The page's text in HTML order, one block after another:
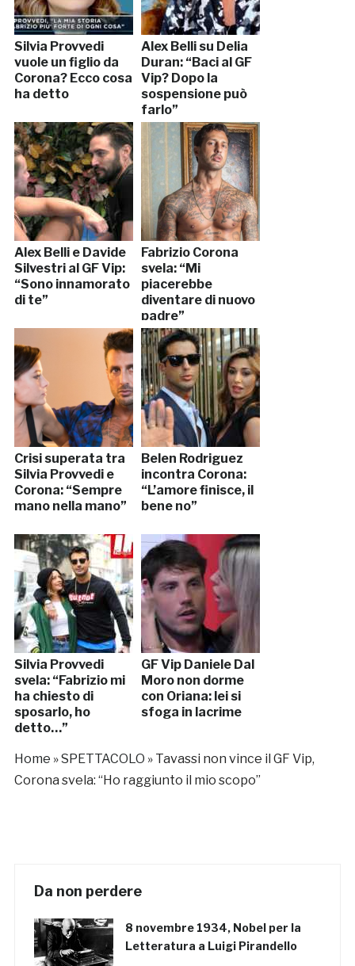
Silvia Provvedi
vuole un figlio da
Corona? Ecco cosa
ha detto
Alex Belli su Delia
Duran: “Baci al GF
Vip? Dopo la
sospensione può
farlo”
Alex Belli e Davide
Silvestri al GF Vip:
“Sono innamorato
di te”
Fabrizio Corona
svela: “Mi
piacerebbe
diventare di nuovo
padre”
Crisi superata tra
Silvia Provvedi e
Corona: “Sempre
mano nella mano”
Belen Rodriguez
incontra Corona:
“L’amore finisce, il
bene no”
Silvia Provvedi
svela: “Fabrizio mi
ha chiesto di
sposarlo, ho
detto…”
GF Vip Daniele Dal
Moro non dorme
con Oriana: lei si
sfoga in lacrime
Home »SPETTACOLO » Tavassi non vince il GF Vip,
Corona svela: “Ho raggiunto il mio scopo”
Da non perdere
8 novembre 1934, Nobel per la
Letteratura a Luigi Pirandello